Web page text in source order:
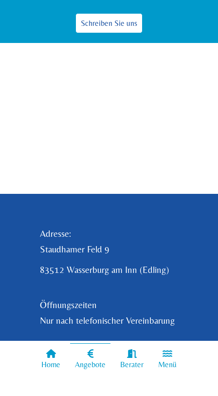
Home Angebote Berater Menü
Schreiben Sie uns
Adresse:
Staudhamer Feld 9
83512 Wasserburg am Inn (Edling)
Öffnungszeiten
Nur nach telefonischer Vereinbarung
Information